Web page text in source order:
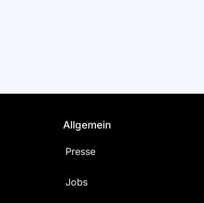
Allgemein
Presse
Jobs